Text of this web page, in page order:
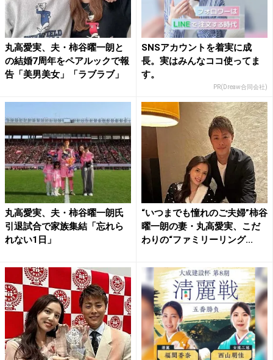
丸高愛実、夫・柿谷曜一朗と
の結婚7周年をペアルックで報
告「美男美女」「ラブラブ」
SNSアカウントを着実に成
長。実はみんなココ使ってま
す。
PR(Dreaw合同会社)
丸高愛実、夫・柿谷曜一朗氏
引退試合で家族集結「忘れら
れない1日」
“いつまでも憧れのご夫婦”柿谷
曜一朗の妻・丸高愛実、こだ
わりの“ファミリーリング...